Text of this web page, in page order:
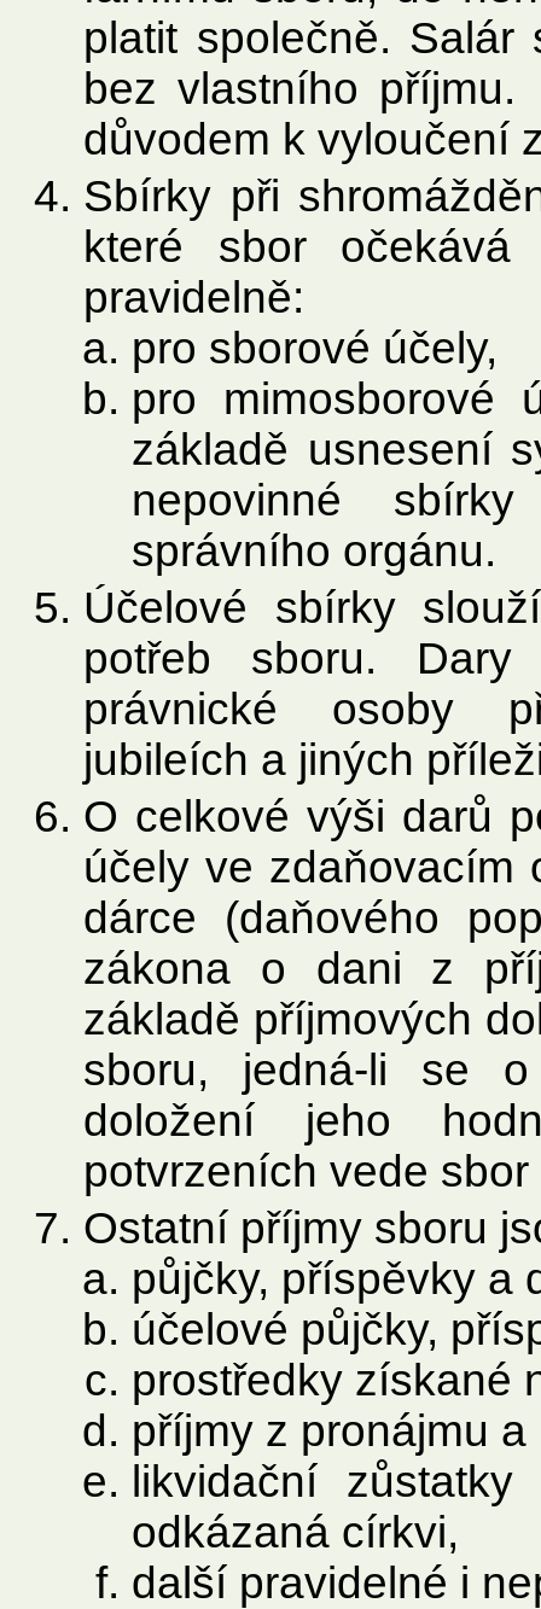
platit společně.
bez vlastního
důvodem k vyloučení
Sbírky při
které sbor
pravidelně:
pro sborové účely,
pro mimosborové
základě usnesení
nepovinné
správního orgánu.
Účelové sbírky
potřeb sboru.
právnické osoby
jubileích a jiných
O celkové výši darů
účely ve zdaňovacím
dárce (daňového
zákona o dani z
základě příjmových
sboru, jedná-li se
doložení jeho
potvrzeních vede
Ostatní příjmy sboru
půjčky, příspěvky a
účelové půjčky,
prostředky získané
příjmy z pronájmu
likvidační
odkázaná církvi,
další pravidelné i